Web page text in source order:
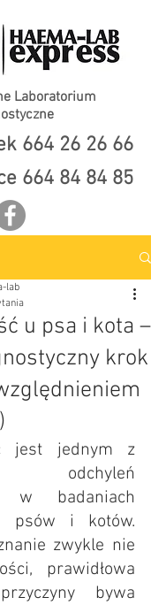
664 26 26 66
664 84 84 85
Laboratorium
u psa i kota –
krok
lab
jest jednym z
odchyleń
w badaniach
psów i kotów.
zwykle nie
prawidłowa
bywa